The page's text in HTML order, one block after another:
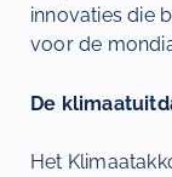
innovaties die
voor de
De
Het